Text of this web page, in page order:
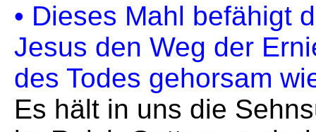
• Dieses Mahl befähigt
Jesus den Weg der
des Todes gehorsam
Es hält in uns die